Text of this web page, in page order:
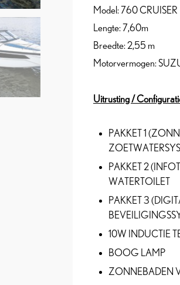
Model: 760 CRUISER
Lengte: 7,60m
Breedte: 2,55 m
Motorvermogen:
Uitrusting /
PAKKET 1
PAKKET 2
WATERTOILET
PAKKET 3
10W INDUCTIE
BOOG LAMP
ZONNEBADEN